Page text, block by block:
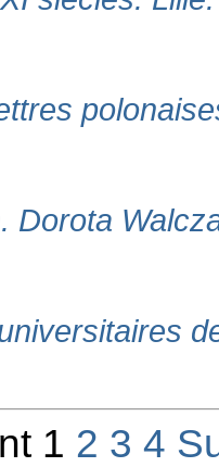
Dorota
1 2 3 4